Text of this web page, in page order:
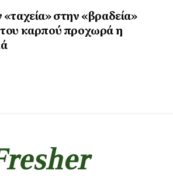
στην «βραδεία»
καρπού προχωρά η